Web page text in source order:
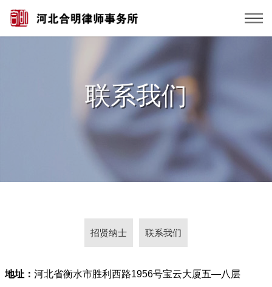
联系我们
招贤纳士 联系我们
地址： 河北省衡水市胜利西路1956号宝云大厦五—八层